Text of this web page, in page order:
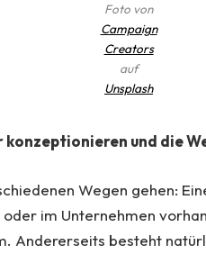
Foto von
Campaign
Creators
auf
Unsplash
und die
Wegen gehen:
im Unternehmen
Andererseits besteht